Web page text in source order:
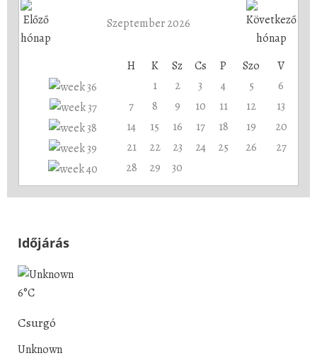
Szeptember 2026
H K Sz Cs P Szo
V
1
2 3 4 5
6
7
8 9 10 11 12
13
14
15 16 17 18 19
20
21
22 23 24 25 26
27
28
29 30
Időjárás
6°C
Csurgó
Unknown